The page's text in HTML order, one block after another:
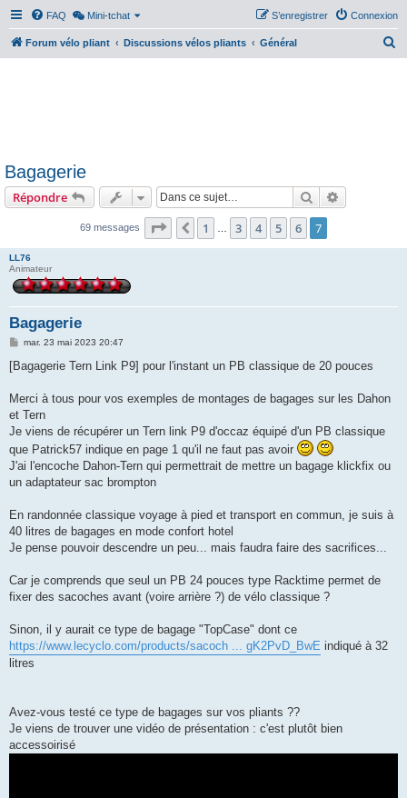
FAQ Mini-tchat Connexion
S’enregistrer
Forum vélo pliant Discussions vélos pliants Général
Bagagerie
Répondre Rechercher
69 messages Page sur
Précédente
1 3 4 5 6 7
LL76
Animateur
Bagagerie
M
s
g
mar. 23 mai 2023 20:47
[Bagagerie Tern Link P9] pour l'instant un PB classique de 20 pouces
Merci à tous pour vos exemples de montages de bagages sur les Dahon
et Tern
Je viens de récupérer un Tern link P9 d'occaz équipé d'un PB classique
que Patrick57 indique en page 1 qu'il ne faut pas avoir
J'ai l'encoche Dahon-Tern qui permettrait de mettre un bagage klickfix ou
un adaptateur sac brompton
En randonnée classique voyage à pied et transport en commun, je suis à
40 litres de bagages en mode confort hotel
Je pense pouvoir descendre un peu... mais faudra faire des sacrifices...
Car je comprends que seul un PB 24 pouces type Racktime permet de
fixer des sacoches avant (voire arrière ?) de vélo classique ?
Sinon, il y aurait ce type de bagage "TopCase" dont ce
https://www.lecyclo.com/products/sacoch ... gK2PvD_BwE indiqué à 32
litres
Avez-vous testé ce type de bagages sur vos pliants ??
Je viens de trouver une vidéo de présentation : c'est plutôt bien
accessoirisé